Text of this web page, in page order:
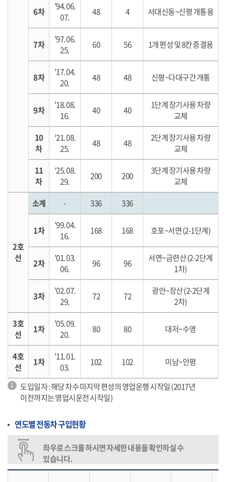
6차
'94. 06.
07.
48 4 서대신동~신평 개통용
7차
'97. 06.
25.
60 56 1개 편성 및 8칸 증결용
8차
'17. 04.
20.
48 48 신평~다대구간 개통
9차
'18. 08.
16.
40 40
1단계 장기사용 차량
교체
10
차
‘21. 08.
25.
48 48
2단계 장기사용 차량
교체
11
차
‘25. 08.
29.
200 200
3단계 장기사용 차량
교체
2호
선
소계 - 336 336
1차
'99. 04.
16.
168 168 호포~서면 (2-1단계)
2차
'01. 03.
06.
96 96
서면~금련산 (2-2단계
1차)
3차
'02. 07.
29.
72 72
광안~장산 (2-2단계
2차)
3호
선
1차
'05. 09.
20.
80 80 대저~수영
4호
선
1차
'11. 01.
03.
102 102 미남~안평
도입일자 : 해당 차수 마지막 편성의 영업운행 시작일 (2017년
이전까지는 영업시운전 시작일)
연도별 전동차 구입현황
좌우로 스크롤 하시면 자세한 내용을 확인하실 수
있습니다.